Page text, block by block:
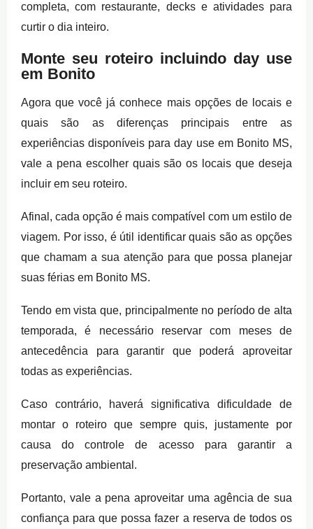
completa, com restaurante, decks e atividades para
curtir o dia inteiro.
Monte seu roteiro incluindo day use
em Bonito
Agora que você já conhece mais opções de locais e
quais são as diferenças principais entre as
experiências disponíveis para day use em Bonito MS,
vale a pena escolher quais são os locais que deseja
incluir em seu roteiro.
Afinal, cada opção é mais compatível com um estilo de
viagem. Por isso, é útil identificar quais são as opções
que chamam a sua atenção para que possa planejar
suas férias em Bonito MS.
Tendo em vista que, principalmente no período de alta
temporada, é necessário reservar com meses de
antecedência para garantir que poderá aproveitar
todas as experiências.
Caso contrário, haverá significativa dificuldade de
montar o roteiro que sempre quis, justamente por
causa do controle de acesso para garantir a
preservação ambiental.
Portanto, vale a pena aproveitar uma agência de sua
confiança para que possa fazer a reserva de todos os